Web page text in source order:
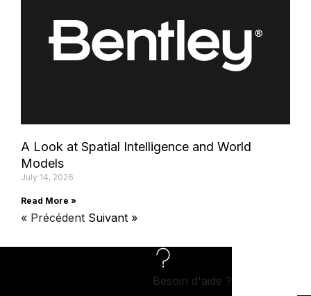
A Look at Spatial Intelligence and World
Models
July 14, 2026
Read More »
« Précédent Suivant »
Besoin d'aide ?